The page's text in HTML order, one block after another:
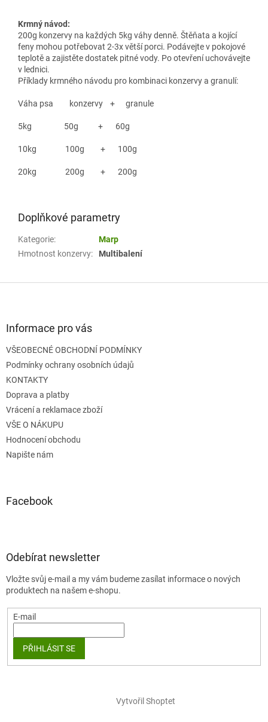
Krmný návod:
200g konzervy na každých 5kg váhy denně. Štěňata a kojící
feny mohou potřebovat 2-3x větší porci. Podávejte v pokojové
teplotě a zajistěte dostatek pitné vody. Po otevření uchovávejte
v lednici.
Příklady krmného návodu pro kombinaci konzervy a granulí:
Váha psa konzervy + granule
5kg 50g + 60g
10kg 100g + 100g
20kg 200g + 200g
Doplňkové parametry
Kategorie:
Marp
Hmotnost konzervy: Multibalení
Informace pro vás
VŠEOBECNÉ OBCHODNÍ PODMÍNKY
Podmínky ochrany osobních údajů
KONTAKTY
Doprava a platby
Vrácení a reklamace zboží
VŠE O NÁKUPU
Hodnocení obchodu
Napište nám
Facebook
Odebírat newsletter
Vložte svůj e-mail a my vám budeme zasílat informace o nových
produktech na našem e-shopu.
E-mail
PŘIHLÁSIT SE
Vytvořil Shoptet